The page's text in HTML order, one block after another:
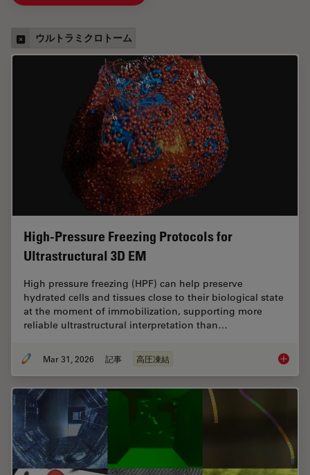
ウルトラミクロトーム
High-Pressure Freezing Protocols for
Ultrastructural 3D EM
High pressure freezing (HPF) can help preserve
hydrated cells and tissues close to their biological state
at the moment of immobilization, supporting more
reliable ultrastructural interpretation than…
Mar 31, 2026 記事 高圧凍結 High-